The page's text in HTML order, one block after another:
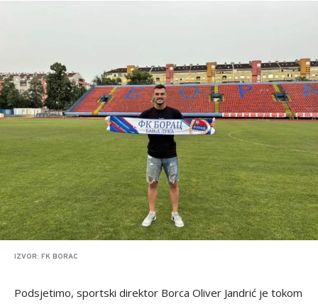
IZVOR: FK BORAC
Podsjetimo, sportski direktor Borca Oliver Jandrić je tokom